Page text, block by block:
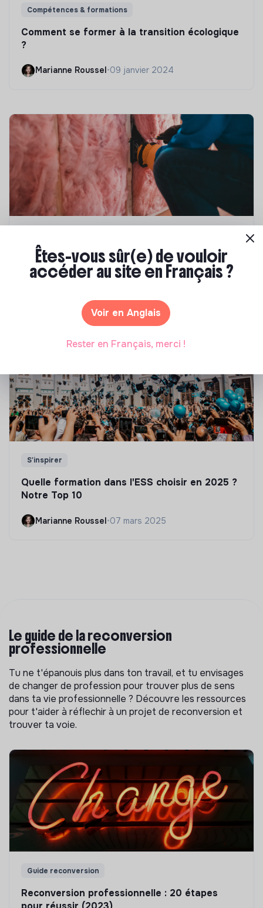
Compétences & formations
Comment se former à la transition écologique
?
Marianne Roussel •09 janvier 2024
Top 8 des formations en rénovation
énergétique des bâtiments
S'inspirer
Quelle formation dans l'ESS choisir en 2025 ?
Notre Top 10
Marianne Roussel•07 mars 2025
Le guide de la reconversion
professionnelle
Tu ne t'épanouis plus dans ton travail, et tu envisages
de changer de profession pour trouver plus de sens
dans ta vie professionnelle ? Découvre les ressources
pour t'aider à réflechir à un projet de reconversion et
trouver ta voie.
Guide reconversion
Reconversion professionnelle : 20 étapes
Êtes-vous sûr(e) de vouloir
accéder au site en Français ?
Voir en Anglais
Rester en Français, merci !